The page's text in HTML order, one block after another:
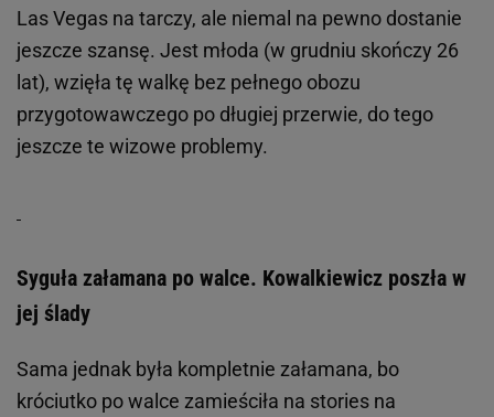
Las Vegas na tarczy, ale niemal na pewno dostanie
jeszcze szansę. Jest młoda (w grudniu skończy 26
lat), wzięła tę walkę bez pełnego obozu
przygotowawczego po długiej przerwie, do tego
jeszcze te wizowe problemy.
Syguła załamana po walce. Kowalkiewicz poszła w
jej ślady
Sama jednak była kompletnie załamana, bo
króciutko po walce zamieściła na stories na